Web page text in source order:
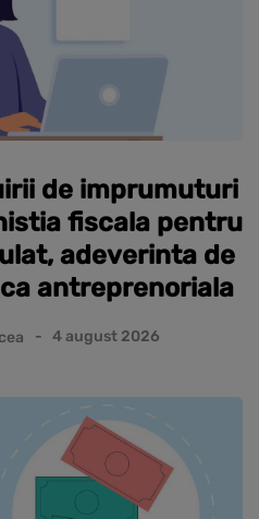
de imprumuturi
fiscala pentru
adeverinta de
antreprenoriala
4 august 2026